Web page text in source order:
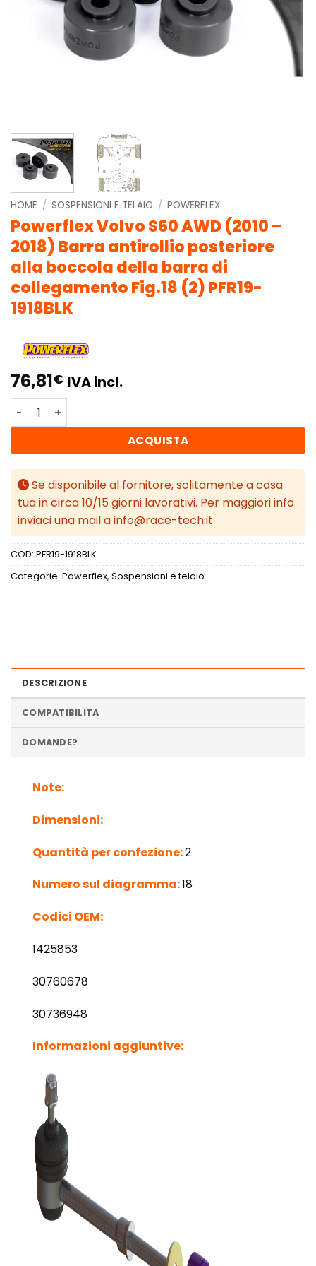
HOME / SOSPENSIONI E TELAIO / POWERFLEX
Powerflex Volvo S60 AWD (2010 –
2018) Barra antirollio posteriore
alla boccola della barra di
collegamento Fig.18 (2) PFR19-
1918BLK
76,81€ IVA incl.
Powerflex Volvo S60 AWD (2010 - 2018) Barra
ACQUISTA
Se disponibile al fornitore, solitamente a casa
tua in circa 10/15 giorni lavorativi. Per maggiori info
inviaci una mail a info@race-tech.it
COD: PFR19-1918BLK
Categorie: Powerflex, Sospensioni e telaio
DESCRIZIONE
COMPATIBILITA
DOMANDE?
Note:
Dimensioni:
Quantità per confezione:2
Numero sul diagramma:18
Codici OEM:
1425853
30760678
30736948
Informazioni aggiuntive: